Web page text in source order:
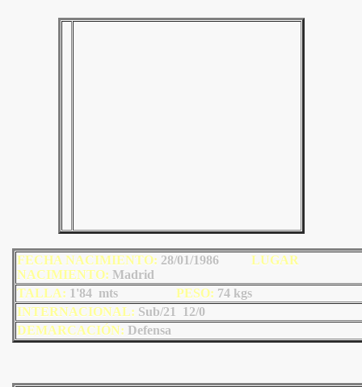
FECHA NACIMIENTO: 28/01/1986 LUGAR
NACIMIENTO: Madrid
TALLA: 1'84 mts PESO: 74 kgs
INTERNACIONAL: Sub/21 12/0
DEMARCACIÓN: Defensa